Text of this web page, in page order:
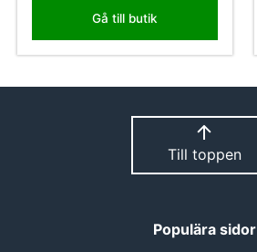
Gå till butik
Till toppen
Populära sidor